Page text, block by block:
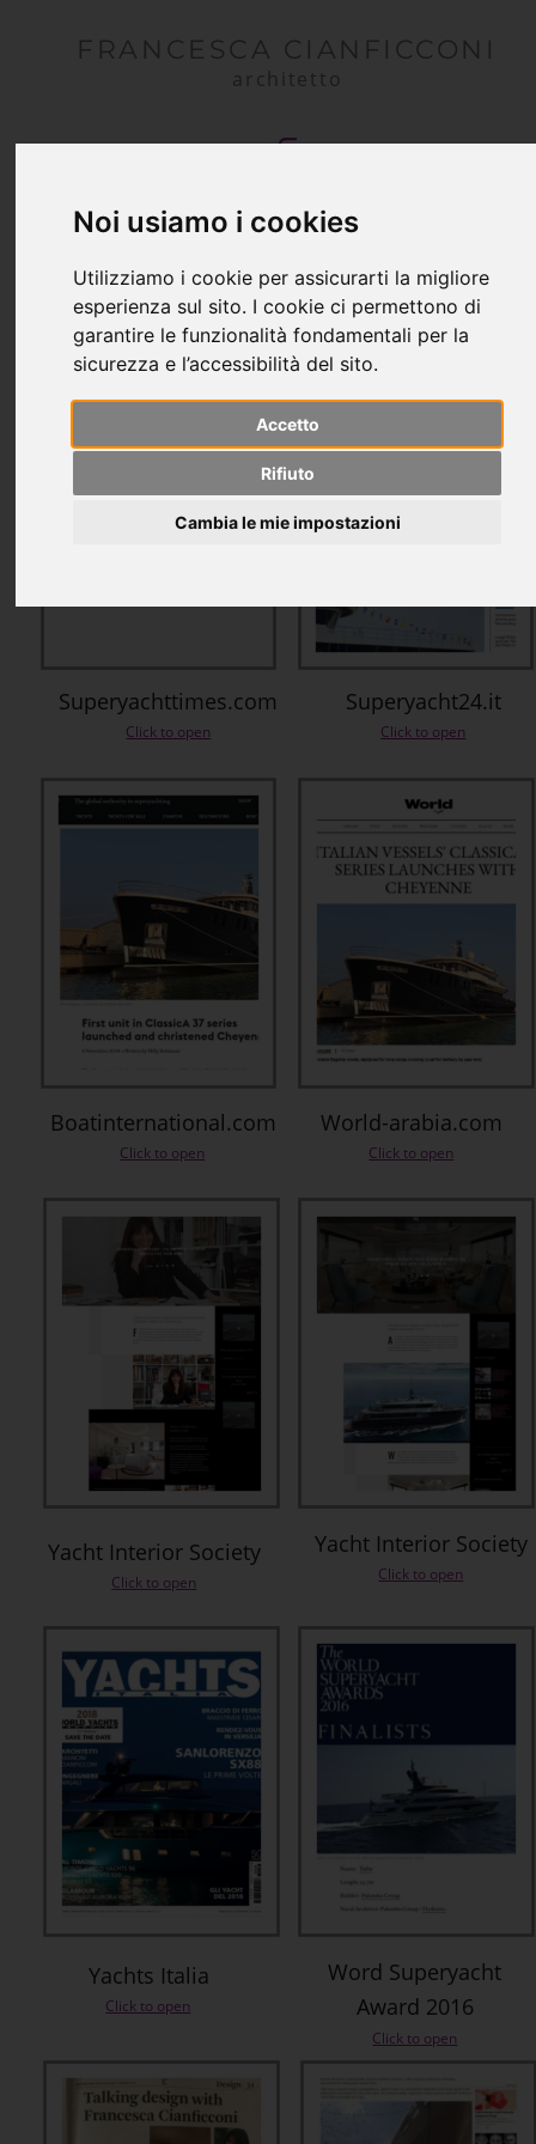
Noi usiamo i cookies
Utilizziamo i cookie per assicurarti la migliore
esperienza sul sito. I cookie ci permettono di
garantire le funzionalità fondamentali per la
sicurezza e l’accessibilità del sito.
Accetto
Rifiuto
Cambia le mie impostazioni
FRANCESCA CIANFICCONI
architetto
Yachts Italia
Click to open
Word Superyacht
Award 2016
Click to open
Yacht Interior Society
Click to open
Yacht Interior Society
Click to open
World-arabia.com
Click to open
Boatinternational.com
Click to open
Superyachttimes.com
Click to open
Superyacht24.it
Click to open